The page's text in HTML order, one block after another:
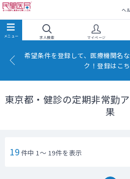
ヘ
求人検索 マイページ
希望条件を登録して、医療機関名
ク！登録はこ
東京都・健診の定期非常勤
果
19 件中 1～ 19件を表示